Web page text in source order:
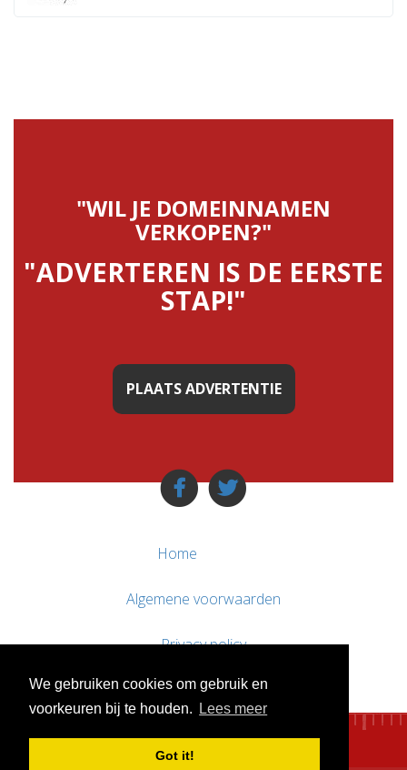
We gebruiken cookies om gebruik en
voorkeuren bij te houden.
Lees meer
Got it!
"WIL JE DOMEINNAMEN
VERKOPEN?"
"ADVERTEREN IS DE EERSTE
STAP!"
PLAATS ADVERTENTIE
Home
Algemene voorwaarden
Privacy policy
Contact / Support